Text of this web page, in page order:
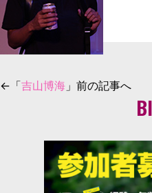
←「吉山博海 」前の記事へ